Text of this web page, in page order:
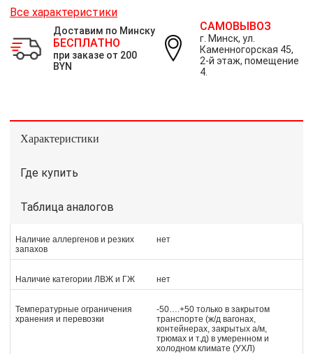
Все характеристики
Доставим по Минску
БЕСПЛАТНО
при заказе от 200
BYN
САМОВЫВОЗ
г. Минск, ул.
Каменногорская 45,
2-й этаж, помещение
4.
Характеристики
Где купить
Таблица аналогов
Наличие аллергенов и резких
запахов
нет
Наличие категории ЛВЖ и ГЖ нет
Температурные ограничения
хранения и перевозки
-50….+50 только в закрытом
транспорте (ж/д вагонах,
контейнерах, закрытых а/м,
трюмах и т.д) в умеренном и
холодном климате (УХЛ)